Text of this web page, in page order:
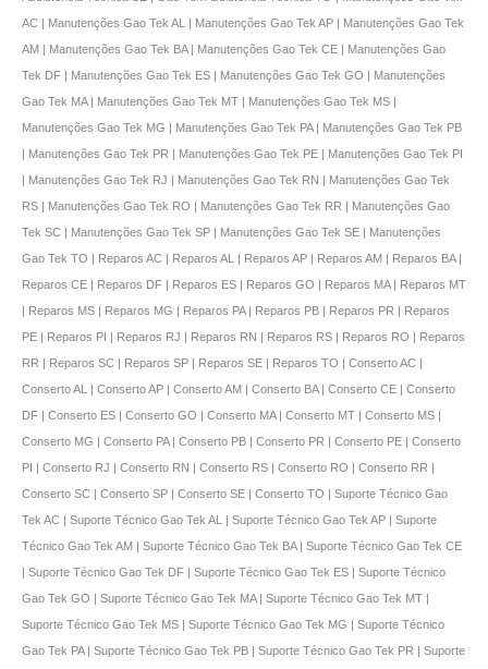
AC | Manutenções Gao Tek AL | Manutenções Gao Tek AP | Manutenções Gao Tek
AM | Manutenções Gao Tek BA | Manutenções Gao Tek CE | Manutenções Gao
Tek DF | Manutenções Gao Tek ES | Manutenções Gao Tek GO | Manutenções
Gao Tek MA | Manutenções Gao Tek MT | Manutenções Gao Tek MS |
Manutenções Gao Tek MG | Manutenções Gao Tek PA | Manutenções Gao Tek PB
| Manutenções Gao Tek PR | Manutenções Gao Tek PE | Manutenções Gao Tek PI
| Manutenções Gao Tek RJ | Manutenções Gao Tek RN | Manutenções Gao Tek
RS | Manutenções Gao Tek RO | Manutenções Gao Tek RR | Manutenções Gao
Tek SC | Manutenções Gao Tek SP | Manutenções Gao Tek SE | Manutenções
Gao Tek TO | Reparos AC | Reparos AL | Reparos AP | Reparos AM | Reparos BA |
Reparos CE | Reparos DF | Reparos ES | Reparos GO | Reparos MA | Reparos MT
| Reparos MS | Reparos MG | Reparos PA | Reparos PB | Reparos PR | Reparos
PE | Reparos PI | Reparos RJ | Reparos RN | Reparos RS | Reparos RO | Reparos
RR | Reparos SC | Reparos SP | Reparos SE | Reparos TO | Conserto AC |
Conserto AL | Conserto AP | Conserto AM | Conserto BA | Conserto CE | Conserto
DF | Conserto ES | Conserto GO | Conserto MA | Conserto MT | Conserto MS |
Conserto MG | Conserto PA | Conserto PB | Conserto PR | Conserto PE | Conserto
PI | Conserto RJ | Conserto RN | Conserto RS | Conserto RO | Conserto RR |
Conserto SC | Conserto SP | Conserto SE | Conserto TO | Suporte Técnico Gao
Tek AC | Suporte Técnico Gao Tek AL | Suporte Técnico Gao Tek AP | Suporte
Técnico Gao Tek AM | Suporte Técnico Gao Tek BA | Suporte Técnico Gao Tek CE
| Suporte Técnico Gao Tek DF | Suporte Técnico Gao Tek ES | Suporte Técnico
Gao Tek GO | Suporte Técnico Gao Tek MA | Suporte Técnico Gao Tek MT |
Suporte Técnico Gao Tek MS | Suporte Técnico Gao Tek MG | Suporte Técnico
Gao Tek PA | Suporte Técnico Gao Tek PB | Suporte Técnico Gao Tek PR | Suporte